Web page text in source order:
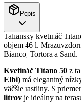
Popis
Taliansky kvetináč
objem 46 l.
Bianco, Tortora a Sand.
Kvetináč Titano 50 z
Elbi) má elegantný
väčšie rastliny. S
litrov je ideálny na